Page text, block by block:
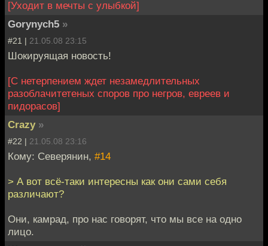
[Уходит в мечты с улыбкой]
Gorynych5 »
#21 | 21.05.08 23:15
Шокируящая новость!
[С нетерпением ждет незамедлительных
разоблачитетеных споров про негров, евреев и
пидорасов]
Crazy »
#22 | 21.05.08 23:16
Кому: Северянин, #14
> А вот всё-таки интересны как они сами себя
различают?
Они, камрад, про нас говорят, что мы все на одно
лицо.